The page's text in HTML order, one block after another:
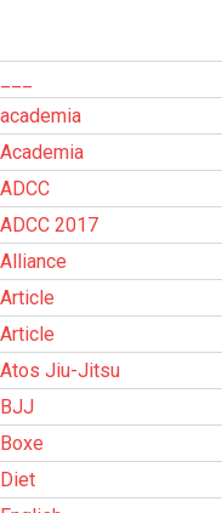
academia
Academia
ADCC
ADCC 2017
Alliance
Article
Article
Atos Jiu-Jitsu
BJJ
Boxe
Diet